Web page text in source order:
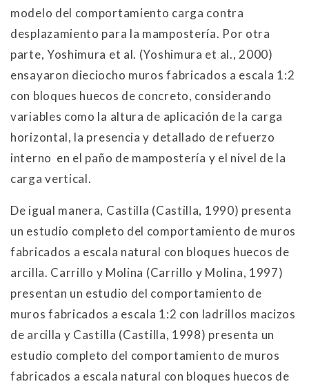
modelo del comportamiento carga contra
desplazamiento para la mampostería. Por otra
parte, Yoshimura et al. (Yoshimura et al., 2000)
ensayaron dieciocho muros fabricados a escala 1:2
con bloques huecos de concreto, considerando
variables como la altura de aplicación de la carga
horizontal, la presencia y detallado de refuerzo
interno en el paño de mampostería y el nivel de la
carga vertical.
De igual manera, Castilla (Castilla, 1990) presenta
un estudio completo del comportamiento de muros
fabricados a escala natural con bloques huecos de
arcilla. Carrillo y Molina (Carrillo y Molina, 1997)
presentan un estudio del comportamiento de
muros fabricados a escala 1:2 con ladrillos macizos
de arcilla y Castilla (Castilla, 1998) presenta un
estudio completo del comportamiento de muros
fabricados a escala natural con bloques huecos de